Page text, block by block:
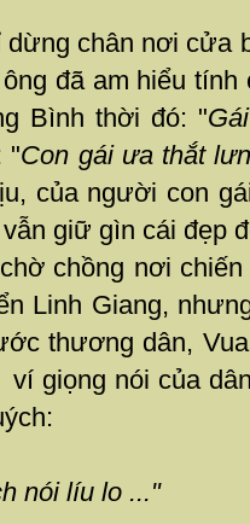
dừng chân nơi cửa
đã am hiểu
Bình thời đó: "
"Con gái ưa thắt
của người con
giữ gìn cái đẹp
chồng nơi
Linh Giang,
thương dân,
giọng nói của
nói líu lo ..."